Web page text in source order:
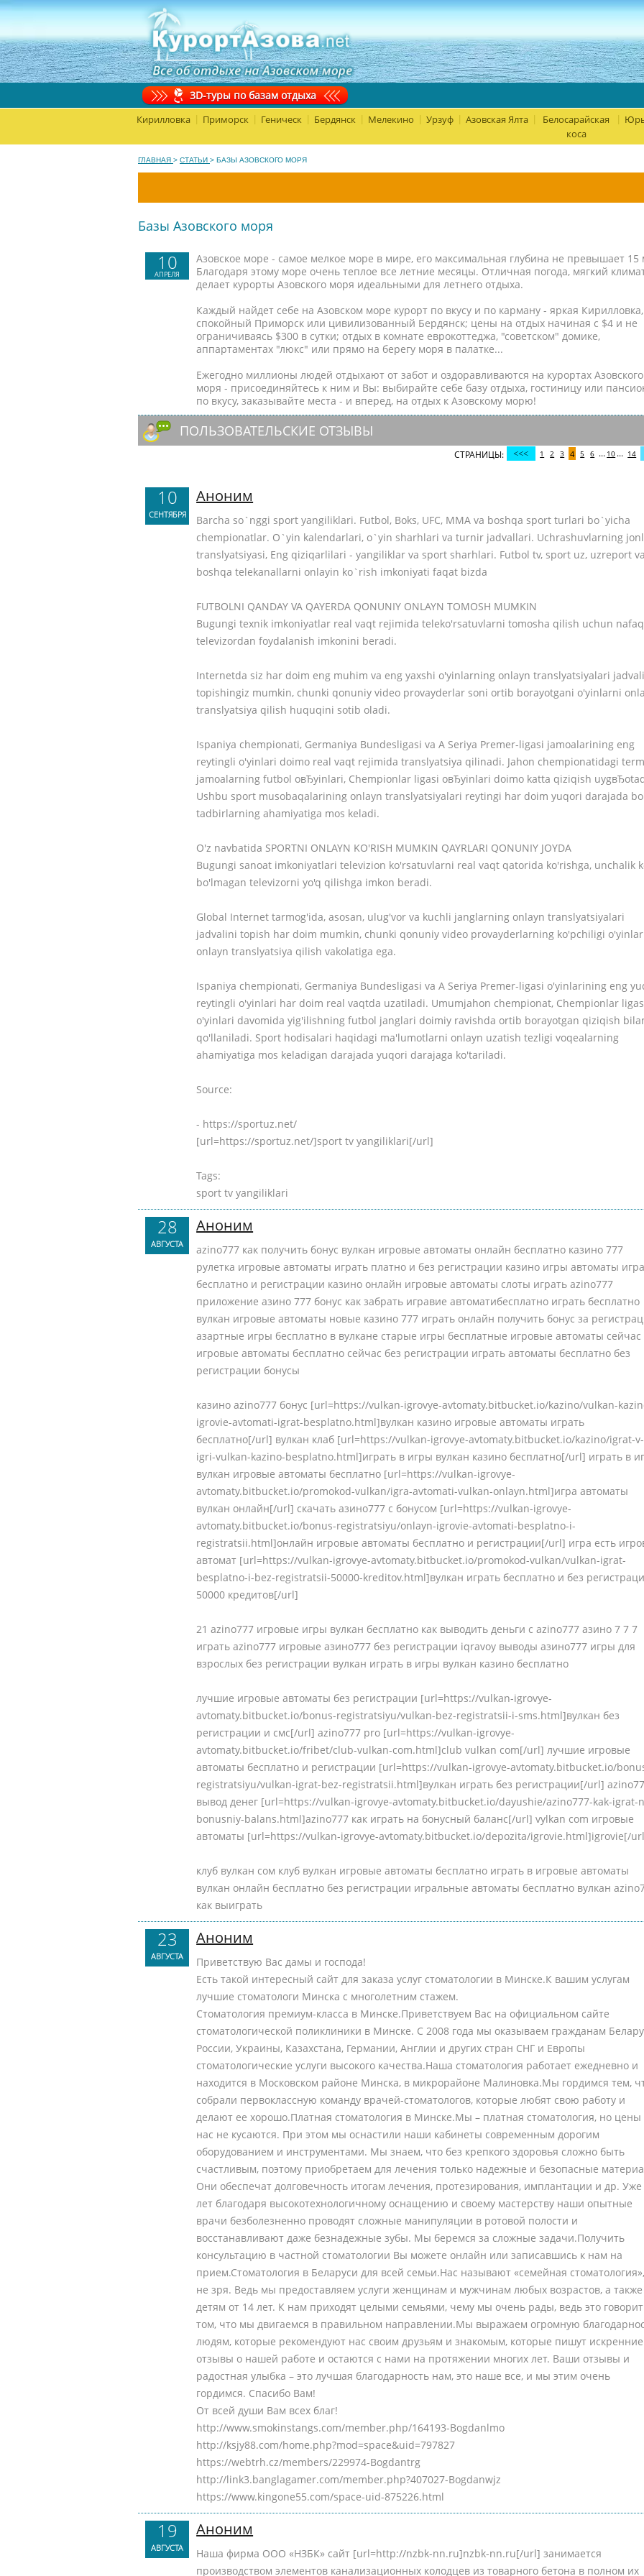
3D-туры по базам отдыха
Кирилловка Приморск Геническ Бердянск Мелекино Урзуф Азовская Ялта
Белосарайская
коса
ГЛАВНАЯ > СТАТЬИ > БАЗЫ АЗОВСКОГО МОРЯ
Базы Азовского моря
10
АПРЕЛЯ
Азовское море - самое мелкое море в мире, его максимальная глубина не превышает 15
Благодаря этому море очень теплое все летние месяцы. Отличная погода, мягкий
делает курорты Азовского моря идеальными для летнего отдыха.
Каждый найдет себе на Азовском море курорт по вкусу и по карману - яркая Кирилловка,
спокойный Приморск или цивилизованный Бердянск; цены на отдых начиная с $4 и не
ограничиваясь $300 в сутки; отдых в комнате еврокоттеджа, "советском" домике,
аппартаментах "люкс" или прямо на берегу моря в палатке...
Ежегодно миллионы людей отдыхают от забот и оздоравливаются на курортах Азовского
моря - присоединяйтесь к ним и Вы: выбирайте себе базу отдыха, гостиницу или
по вкусу, заказывайте места - и вперед, на отдых к Азовскому морю!
ПОЛЬЗОВАТЕЛЬСКИЕ ОТЗЫВЫ
СТРАНИЦЫ: 1 2 3 4 5 6 ... 10 ... 14
10
СЕНТЯБРЯ
Аноним
Barcha so`nggi sport yangiliklari. Futbol, Boks, UFC, MMA va boshqa sport turlari bo`yicha
chempionatlar. O`yin kalendarlari, o`yin sharhlari va turnir jadvallari. Uchrashuvlarning
translyatsiyasi, Eng qiziqarlilari - yangiliklar va sport sharhlari. Futbol tv, sport uz, uzreport va
boshqa telekanallarni onlayin ko`rish imkoniyati faqat bizda
FUTBOLNI QANDAY VA QAYERDA QONUNIY ONLAYN TOMOSH MUMKIN
Bugungi texnik imkoniyatlar real vaqt rejimida teleko'rsatuvlarni tomosha qilish uchun
televizordan foydalanish imkonini beradi.
Internetda siz har doim eng muhim va eng yaxshi o'yinlarning onlayn translyatsiyalari
topishingiz mumkin, chunki qonuniy video provayderlar soni ortib borayotgani o'yinlarni
translyatsiya qilish huquqini sotib oladi.
Ispaniya chempionati, Germaniya Bundesligasi va A Seriya Premer-ligasi jamoalarining eng
reytingli o'yinlari doimo real vaqt rejimida translyatsiya qilinadi. Jahon chempionatidagi
jamoalarning futbol oвЂyinlari, Chempionlar ligasi oвЂyinlari doimo katta qiziqish
Ushbu sport musobaqalarining onlayn translyatsiyalari reytingi har doim yuqori darajada
tadbirlarning ahamiyatiga mos keladi.
O'z navbatida SPORTNI ONLAYN KO'RISH MUMKIN QAYRLARI QONUNIY JOYDA
Bugungi sanoat imkoniyatlari televizion ko'rsatuvlarni real vaqt qatorida ko'rishga, unchalik
bo'lmagan televizorni yo'q qilishga imkon beradi.
Global Internet tarmog'ida, asosan, ulug'vor va kuchli janglarning onlayn translyatsiyalari
jadvalini topish har doim mumkin, chunki qonuniy video provayderlarning ko'pchiligi
onlayn translyatsiya qilish vakolatiga ega.
Ispaniya chempionati, Germaniya Bundesligasi va A Seriya Premer-ligasi o'yinlarining eng
reytingli o'yinlari har doim real vaqtda uzatiladi. Umumjahon chempionat, Chempionlar
o'yinlari davomida yig'ilishning futbol janglari doimiy ravishda ortib borayotgan qiziqish
qo'llaniladi. Sport hodisalari haqidagi ma'lumotlarni onlayn uzatish tezligi voqealarning
ahamiyatiga mos keladigan darajada yuqori darajaga ko'tariladi.
Source:
- https://sportuz.net/
[url=https://sportuz.net/]sport tv yangiliklari[/url]
Tags:
sport tv yangiliklari
28
АВГУСТА
Аноним
azino777 как получить бонус вулкан игровые автоматы онлайн бесплатно казино 777
рулетка игровые автоматы играть платно и без регистрации казино игры автоматы
бесплатно и регистрации казино онлайн игровые автоматы слоты играть azino777
приложение азино 777 бонус как забрать игравие автоматибесплатно играть бесплатно
вулкан игровые автоматы новые казино 777 играть онлайн получить бонус за
азартные игры бесплатно в вулкане старые игры бесплатные игровые автоматы сейчас
игровые автоматы бесплатно сейчас без регистрации играть автоматы бесплатно без
регистрации бонусы
казино azino777 бонус [url=https://vulkan-igrovye-avtomaty.bitbucket.io/kazino/vulkan-
igrovie-avtomati-igrat-besplatno.html]вулкан казино игровые автоматы играть
бесплатно[/url] вулкан клаб [url=https://vulkan-igrovye-avtomaty.bitbucket.io/kazino/igrat-v-
igri-vulkan-kazino-besplatno.html]играть в игры вулкан казино бесплатно[/url] играть в
вулкан игровые автоматы бесплатно [url=https://vulkan-igrovye-
avtomaty.bitbucket.io/promokod-vulkan/igra-avtomati-vulkan-onlayn.html]игра автоматы
вулкан онлайн[/url] скачать азино777 с бонусом [url=https://vulkan-igrovye-
avtomaty.bitbucket.io/bonus-registratsiyu/onlayn-igrovie-avtomati-besplatno-i-
registratsii.html]онлайн игровые автоматы бесплатно и регистрации[/url] игра есть
автомат [url=https://vulkan-igrovye-avtomaty.bitbucket.io/promokod-vulkan/vulkan-igrat-
besplatno-i-bez-registratsii-50000-kreditov.html]вулкан играть бесплатно и без
50000 кредитов[/url]
21 azino777 игровые игры вулкан бесплатно как выводить деньги с azino777 азино 7 7 7
играть azino777 игровые азино777 без регистрации iqravoy выводы азино777 игры для
взрослых без регистрации вулкан играть в игры вулкан казино бесплатно
лучшие игровые автоматы без регистрации [url=https://vulkan-igrovye-
avtomaty.bitbucket.io/bonus-registratsiyu/vulkan-bez-registratsii-i-sms.html]вулкан без
регистрации и смс[/url] azino777 pro [url=https://vulkan-igrovye-
avtomaty.bitbucket.io/fribet/club-vulkan-com.html]club vulkan com[/url] лучшие игровые
автоматы бесплатно и регистрации [url=https://vulkan-igrovye-avtomaty.bitbucket.io/
registratsiyu/vulkan-igrat-bez-registratsii.html]вулкан играть без регистрации[/url]
вывод денег [url=https://vulkan-igrovye-avtomaty.bitbucket.io/dayushie/azino777-kak-igrat-
bonusniy-balans.html]azino777 как играть на бонусный баланс[/url] vylkan com игровые
автоматы [url=https://vulkan-igrovye-avtomaty.bitbucket.io/depozita/igrovie.html]igrovie[/
клуб вулкан сом клуб вулкан игровые автоматы бесплатно играть в игровые автоматы
вулкан онлайн бесплатно без регистрации игральные автоматы бесплатно вулкан
как выиграть
23
АВГУСТА
Аноним
Приветствую Вас дамы и господа!
Есть такой интересный сайт для заказа услуг стоматологии в Минске.К вашим услугам
лучшие стоматологи Минска с многолетним стажем.
Стоматология премиум-класса в Минске.Приветствуем Вас на официальном сайте
стоматологической поликлиники в Минске. С 2008 года мы оказываем гражданам
России, Украины, Казахстана, Германии, Англии и других стран СНГ и Европы
стоматологические услуги высокого качества.Наша стоматология работает ежедневно и
находится в Московском районе Минска, в микрорайоне Малиновка.Мы гордимся тем,
собрали первоклассную команду врачей-стоматологов, которые любят свою работу и
делают ее хорошо.Платная стоматология в Минске.Мы – платная стоматология, но цены
нас не кусаются. При этом мы оснастили наши кабинеты современным дорогим
оборудованием и инструментами. Мы знаем, что без крепкого здоровья сложно быть
счастливым, поэтому приобретаем для лечения только надежные и безопасные
Они обеспечат долговечность итогам лечения, протезирования, имплантации и др. Уже
лет благодаря высокотехнологичному оснащению и своему мастерству наши опытные
врачи безболезненно проводят сложные манипуляции в ротовой полости и
восстанавливают даже безнадежные зубы. Мы беремся за сложные задачи.Получить
консультацию в частной стоматологии Вы можете онлайн или записавшись к нам на
прием.Стоматология в Беларуси для всей семьи.Нас называют «семейная
не зря. Ведь мы предоставляем услуги женщинам и мужчинам любых возрастов, а также
детям от 14 лет. К нам приходят целыми семьями, чему мы очень рады, ведь это
том, что мы двигаемся в правильном направлении.Мы выражаем огромную
людям, которые рекомендуют нас своим друзьям и знакомым, которые пишут искренние
отзывы о нашей работе и остаются с нами на протяжении многих лет. Ваши отзывы и
радостная улыбка – это лучшая благодарность нам, это наше все, и мы этим очень
гордимся. Спасибо Вам!
От всей души Вам всех благ!
http://www.smokinstangs.com/member.php/164193-Bogdanlmo
http://ksjy88.com/home.php?mod=space&uid=797827
https://webtrh.cz/members/229974-Bogdantrg
http://link3.banglagamer.com/member.php?407027-Bogdanwjz
https://www.kingone55.com/space-uid-875226.html
19
АВГУСТА
Аноним
Наша фирма ООО «НЗБК» сайт [url=http://nzbk-nn.ru]nzbk-nn.ru[/url] занимается
производством элементов канализационных колодцев из товарного бетона в полном их